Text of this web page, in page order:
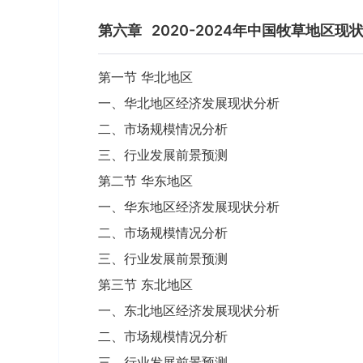
第六章 2020-2024年中国牧草地区现
第一节 华北地区
一、华北地区经济发展现状分析
二、市场规模情况分析
三、行业发展前景预测
第二节 华东地区
一、华东地区经济发展现状分析
二、市场规模情况分析
三、行业发展前景预测
第三节 东北地区
一、东北地区经济发展现状分析
二、市场规模情况分析